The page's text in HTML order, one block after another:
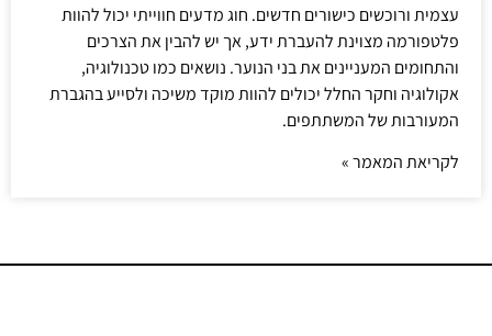
עצמית ורוכשים כישורים חדשים. חוג מדעים חווייתי יכול להוות
פלטפורמה מצוינת להעברת ידע, אך יש להבין את הצרכים
והתחומים המעניינים את בני הנוער. נושאים כמו טכנולוגיה,
אקולוגיה וחקר החלל יכולים להוות מוקד משיכה ולסייע בהגברת
המעורבות של המשתתפים.
לקריאת המאמר »